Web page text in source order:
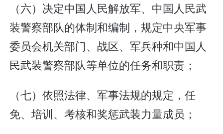
（六）决定中国人民解放军、中国人民武
装警察部队的体制和编制，规定中央军事
委员会机关部门、战区、军兵种和中国人
民武装警察部队等单位的任务和职责；
（七）依照法律、军事法规的规定，任
免、培训、考核和奖惩武装力量成员；